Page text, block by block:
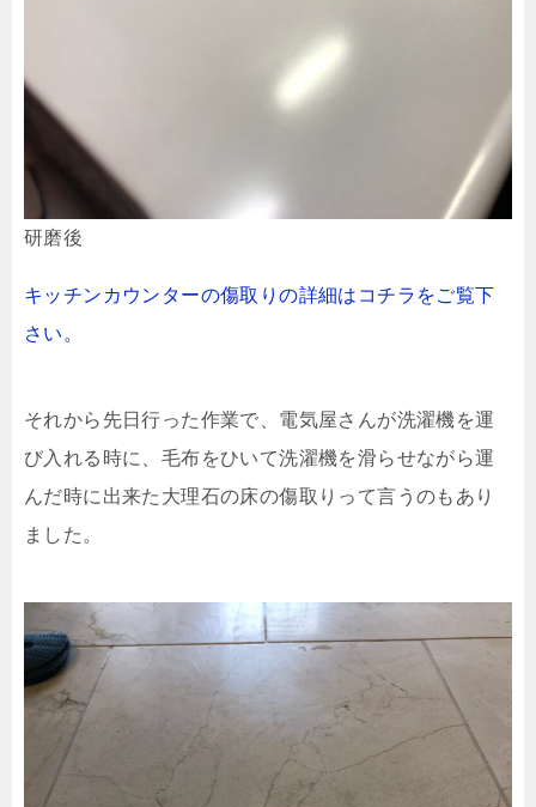
研磨後
キッチンカウンターの傷取りの詳細はコチラをご覧下
さい。
それから先日行った作業で、電気屋さんが洗濯機を運
び入れる時に、毛布をひいて洗濯機を滑らせながら運
んだ時に出来た大理石の床の傷取りって言うのもあり
ました。